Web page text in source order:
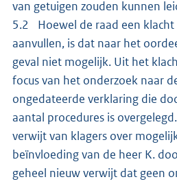
van getuigen zouden kunnen
5.2 Hoewel de raad een klacht
aanvullen, is dat naar het
geval niet mogelijk. Uit het
focus van het onderzoek naar
ongedateerde verklaring die
aantal procedures is
verwijt van klagers over
beïnvloeding van de heer K.
geheel nieuw verwijt dat geen